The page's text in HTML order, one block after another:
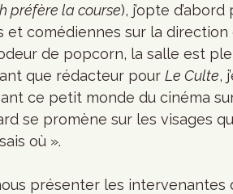
préfère la course), j’opte
comédiennes sur la direction
de popcorn, la salle est
que rédacteur pour Le Culte,
ce petit monde du cinéma
se promène sur les visages
où ».
présenter les intervenantes